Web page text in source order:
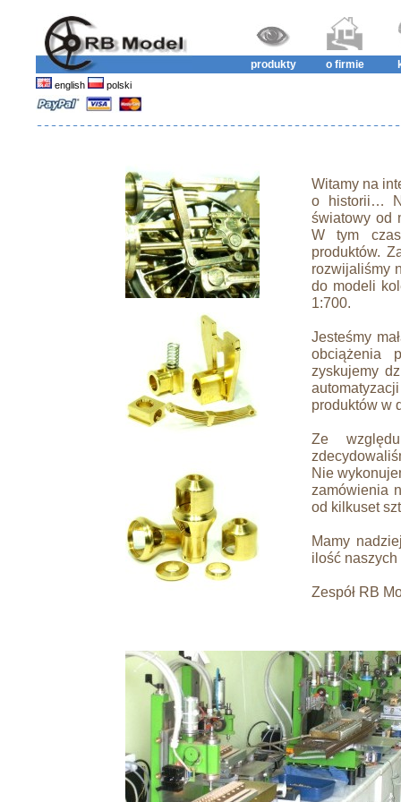
produkty o firmie
english polski
Witamy na
o historii…
światowy od
W tym
produktów.
rozwijaliśmy
do modeli
1:700.
Jesteśmy
obciążenia
zyskujemy
produktów w
Ze
Nie
zamówienia
od kilkuset
Mamy
ilość
Zespół RB